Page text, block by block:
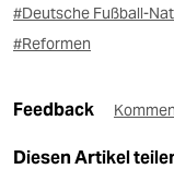
#Deutsche Fußball-
#Reformen
Feedback
Diesen Artikel